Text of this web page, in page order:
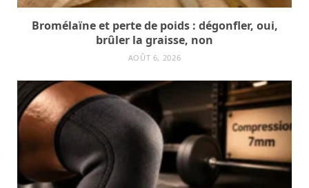
Bromélaïne et perte de poids : dégonfler, oui,
brûler la graisse, non
AOÛT 6, 2026